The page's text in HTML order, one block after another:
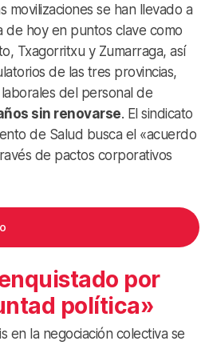
movilizaciones se han llevado a
de hoy en puntos clave como
Txagorritxu y Zumarraga, así
de las tres provincias,
del personal de
sin renovarse. El sindicato
de Salud busca el «acuerdo
de pactos corporativos
por
política»
en la negociación colectiva se